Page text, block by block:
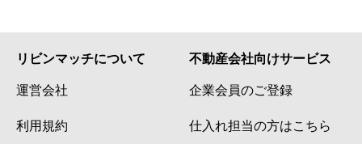
リビンマッチについて
運営会社
利用規約
不動産会社向けサービス
企業会員のご登録
仕入れ担当の方はこちら